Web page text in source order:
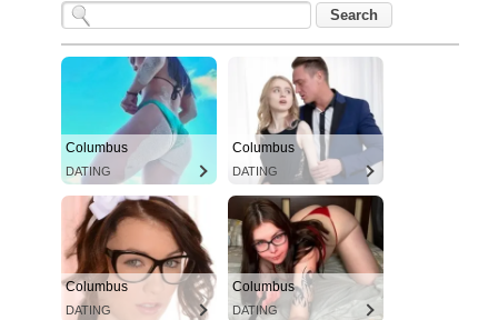
Columbus
DATING
Columbus
DATING
Columbus
DATING
Columbus
DATING